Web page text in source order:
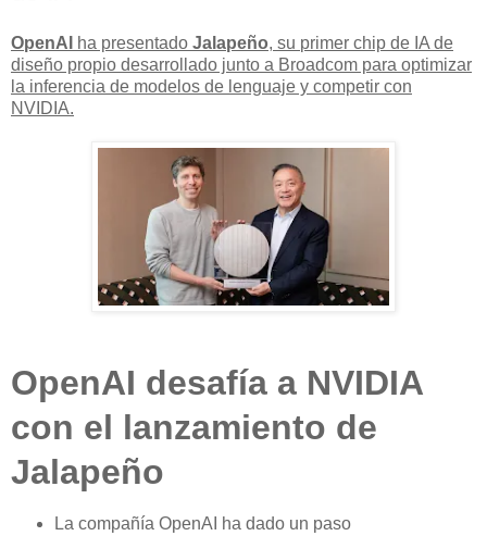
OpenAI ha presentado Jalapeño, su primer chip de IA de
diseño propio desarrollado junto a Broadcom para optimizar
la inferencia de modelos de lenguaje y competir con
NVIDIA.
OpenAI desafía a NVIDIA
con el lanzamiento de
Jalapeño
La compañía OpenAI ha dado un paso